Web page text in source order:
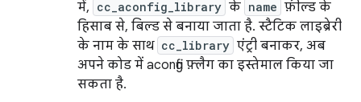
में, cc_aconfig_library के name फ़ील्ड के
हिसाब से, बिल्ड से बनाया जाता है. स्टैटिक लाइब्रेरी
के नाम के साथ cc_library एंट्री बनाकर, अब
अपने कोड में aconfig फ़्लैग का इस्तेमाल किया जा
सकता है.